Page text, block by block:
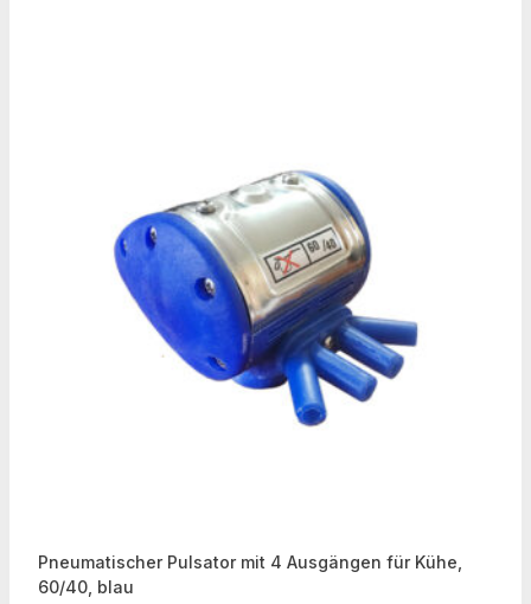
Pneumatischer Pulsator mit 4 Ausgängen für Kühe,
60/40, blau